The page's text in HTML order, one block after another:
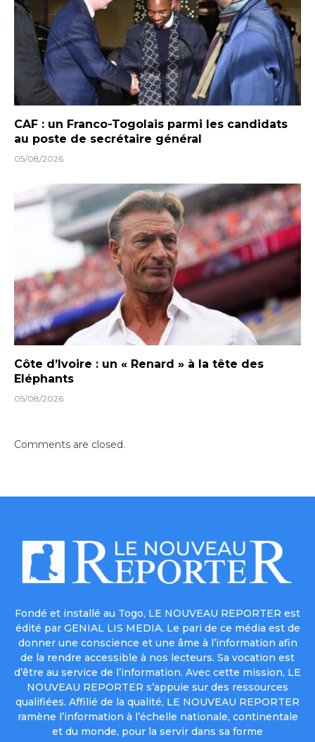
CAF : un Franco-Togolais parmi les candidats
au poste de secrétaire général
05/08/2026
Côte d’Ivoire : un « Renard » à la tête des
Eléphants
05/08/2026
Comments are closed.
Fondé et installé au Togo, LE NOUVEAU REPORTER est
édité par GENIAL LIS MEDIA. Le pari de ce média est de
donner une conscience et une âme à l’information afin
de la rendre accessible à nos lecteurs. Sa vocation est
d’être au service de l’information. Avec cette mission, LE
NOUVEAU REPORTER s’appuie sur des ressources
qualifiées. Affilié de la qualité, LE NOUVEAU REPORTER
ramène l’information à l’échelle nationale, continentale
et du monde, pour la servir dans sa forme